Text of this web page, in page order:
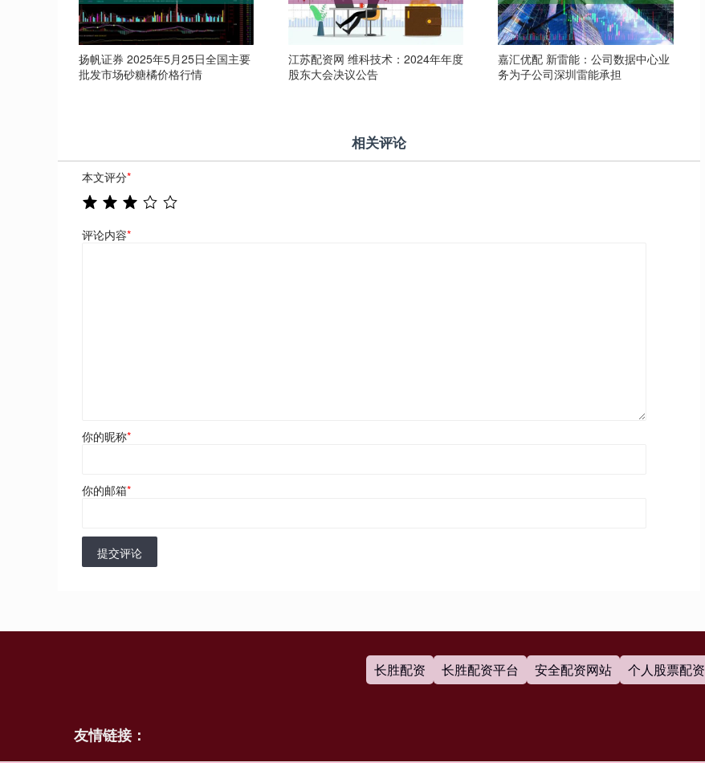
扬帆证券 2025年5月25日全国主要
批发市场砂糖橘价格行情
江苏配资网 维科技术：2024年年度
股东大会决议公告
嘉汇优配 新雷能：公司数据中心业
务为子公司深圳雷能承担
相关评论
本文评分*
评论内容*
你的昵称*
你的邮箱*
提交评论
长胜配资 长胜配资平台 安全配资网站 个人股票配资
友情链接：